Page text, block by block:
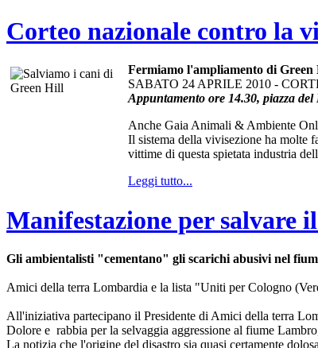
Corteo nazionale contro la
Fermiamo l'ampliamento di Green
SABATO 24 APRILE 2010 -
Appuntamento ore 14.30, piazza
Anche Gaia Animali & Ambiente
Il sistema della vivisezione ha molte
vittime di questa spietata industria
Leggi tutto...
Manifestazione per salvare
Gli ambientalisti "cementano" gli scarichi abusivi nel
Amici della terra Lombardia e la lista "Uniti per Cologno
All'iniziativa partecipano il Presidente di Amici della terra
Dolore e rabbia per la selvaggia aggressione al fiume
La notizia che l'origine del disastro sia quasi certamente